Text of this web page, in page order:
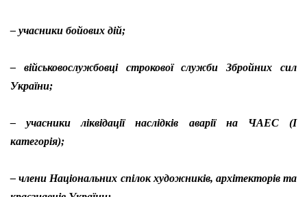
– учасники бойових дій;
– військовослужбовці строкової служби Збройних сил
України;
– учасники ліквідації наслідків аварії на ЧАЕС (І
категорія);
– члени Національних спілок художників, архітекторів та